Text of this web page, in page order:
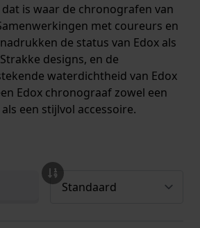
is waar de chronografen van
met coureurs en
de status van Edox als
designs, en de
waterdichtheid van Edox
Edox chronograaf zowel een
een stijlvol accessoire.